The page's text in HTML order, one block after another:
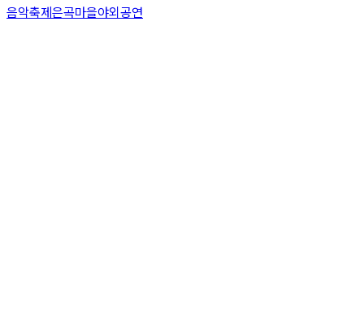
음악축제 은곡마을야외공연